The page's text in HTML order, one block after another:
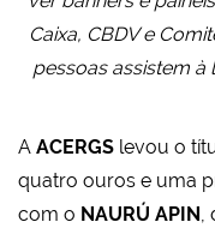
Caixa, CBDV e
pessoas assistem
A ACERGS levou o
quatro ouros e uma
com o NAURÚ APIN ,